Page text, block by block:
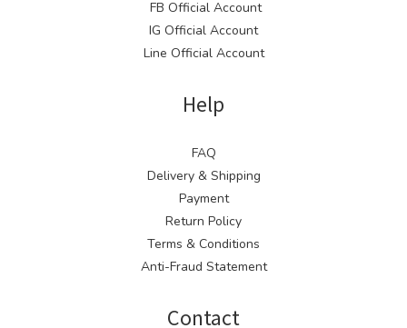
FB Official Account
IG Official Account
Line Official Account
Help
FAQ
Delivery & Shipping
Payment
Return Policy
Terms & Conditions
Anti-Fraud Statement
Contact